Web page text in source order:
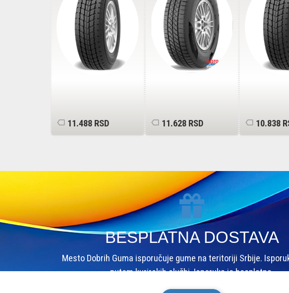
11.488 RSD 11.628 RSD 10.838
BESPLATNA DOSTAVA
Mesto Dobrih Guma isporučuje gume na teritoriji Srbije.
putem kurirskih službi. Isporuka je besplatna.